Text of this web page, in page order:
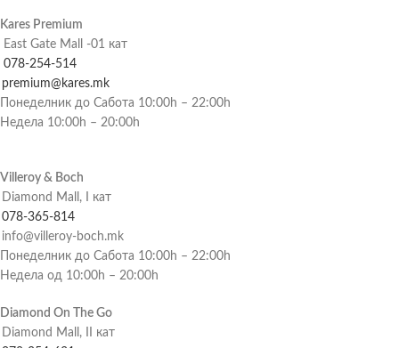
Kares Premium
East Gate Mall -01 кат
078-254-514
premium@kares.mk
Понеделник до Сабота 10:00h – 22:00h
Недела 10:00h – 20:00h
Villeroy & Boch
Diamond Mall, I кат
078-365-814
info@villeroy-boch.mk
Понеделник до Сабота 10:00h – 22:00h
Недела од 10:00h – 20:00h
Diamond On The Go
Diamond Mall, II кат